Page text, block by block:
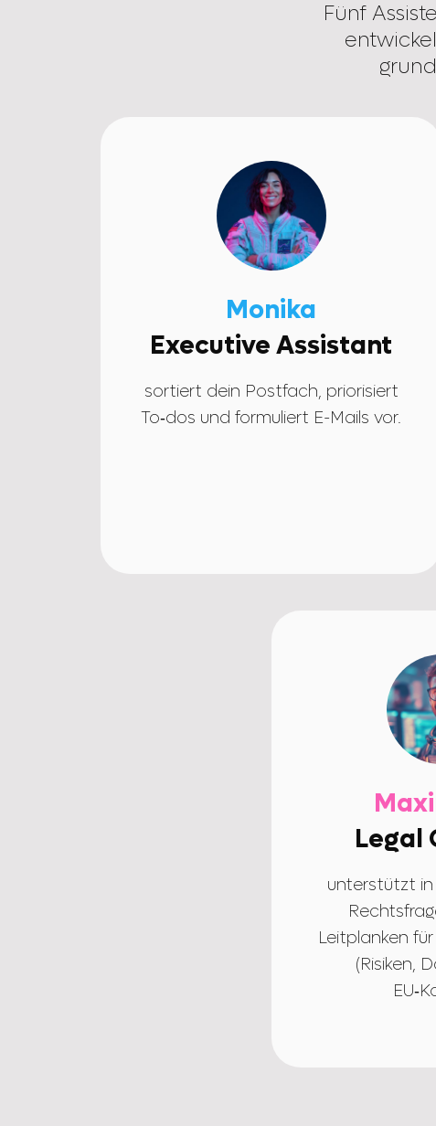
Fünf
Monika
Executive Assistant
sortiert dein Postfach, priorisiert
To‑dos und formuliert E-Mails vor.
Legal
unterstützt
Leitplanken
(Risiken,